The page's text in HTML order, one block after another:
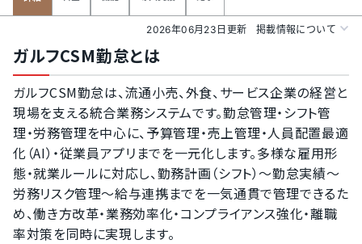
2026年06月23日更新 掲載情報について
ガルフCSM勤怠とは
ガルフCSM勤怠は、流通小売、外食、サービス企業の経営と
現場を支える統合業務システムです。勤怠管理・シフト管
理・労務管理を中心に、予算管理・売上管理・人員配置最適
化（AI）・従業員アプリまでを一元化します。多様な雇用形
態・就業ルールに対応し、勤務計画（シフト）〜勤怠実績〜
労務リスク管理〜給与連携までを一気通貫で管理できるた
め、働き方改革・業務効率化・コンプライアンス強化・離職
率対策を同時に実現します。